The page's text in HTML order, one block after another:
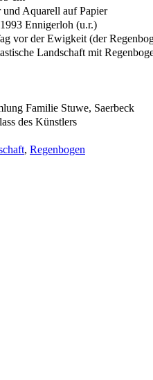
und Aquarell auf Papier
Ennigerloh (u.r.)
vor der Ewigkeit (der
Landschaft mit
Familie Stuwe, Saerbeck
des Künstlers
, Regenbogen